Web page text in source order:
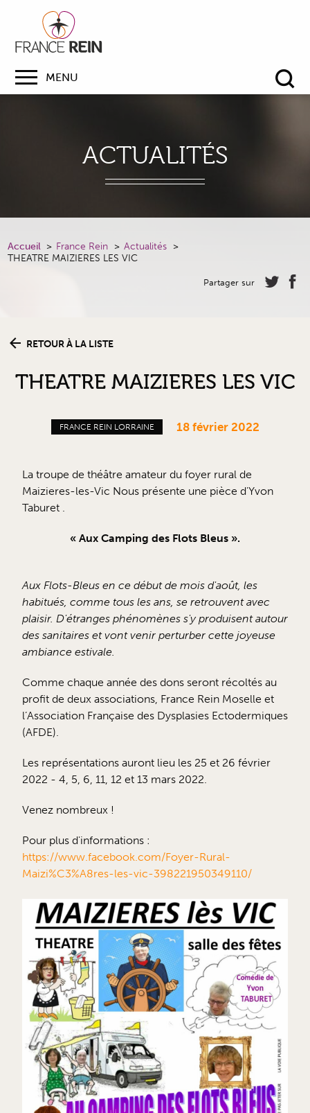
MENU
ACTUALITÉS
Accueil France Rein
Actualités
THEATRE MAIZIERES LES VIC
Partager sur
RETOUR À LA LISTE
THEATRE MAIZIERES LES VIC
FRANCE REIN LORRAINE 18 février 2022
La troupe de théâtre amateur du foyer rural de
Maizieres-les-Vic Nous présente une pièce d'Yvon
Taburet .
« Aux Camping des Flots Bleus ».
Aux Flots-Bleus en ce début de mois d'août, les
habitués, comme tous les ans, se retrouvent avec
plaisir. D'étranges phénomènes s'y produisent autour
des sanitaires et vont venir perturber cette joyeuse
ambiance estivale.
Comme chaque année des dons seront récoltés au
profit de deux associations, France Rein Moselle et
l’Association Française des Dysplasies Ectodermiques
(AFDE).
Les représentations auront lieu les 25 et 26 février
2022 - 4, 5, 6, 11, 12 et 13 mars 2022.
Venez nombreux !
Pour plus d'informations :
https://www.facebook.com/Foyer-Rural-
Maizi%C3%A8res-les-vic-398221950349110/